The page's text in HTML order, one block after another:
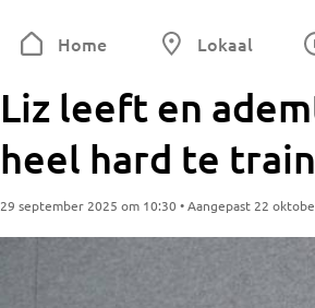
Home Lokaal
Liz leeft en
heel hard te
29 september 2025 om 10:30 • Aangepast 22